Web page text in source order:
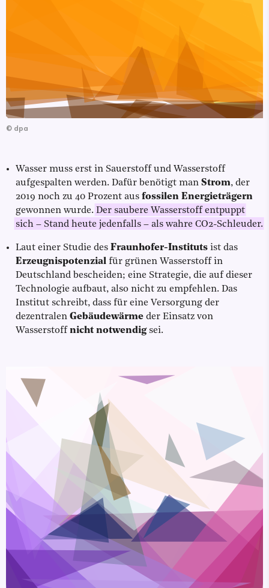
© dpa
Wasser muss erst in Sauerstoff und Wasserstoff
aufgespalten werden. Dafür benötigt man Strom, der
2019 noch zu 40 Prozent aus fossilen Energieträgern
gewonnen wurde. Der saubere Wasserstoff entpuppt
sich – Stand heute jedenfalls – als wahre CO2-Schleuder.
Laut einer Studie des Fraunhofer-Instituts ist das
Erzeugnispotenzial für grünen Wasserstoff in
Deutschland bescheiden; eine Strategie, die auf dieser
Technologie aufbaut, also nicht zu empfehlen. Das
Institut schreibt, dass für eine Versorgung der
dezentralen Gebäudewärme der Einsatz von
Wasserstoff nicht notwendigsei.